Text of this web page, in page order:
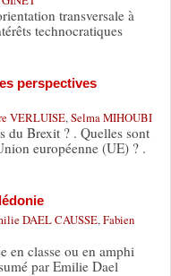
transversale à
technocratiques
perspectives
VERLUISE, Selma MIHOUBI
du Brexit ? . Quelles sont
européenne (UE) ? .
DAEL CAUSSE, Fabien
en classe ou en amphi
par Emilie Dael